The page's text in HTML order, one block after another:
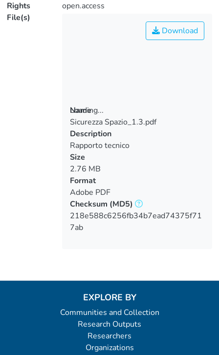
Rights
open.access
File(s)
Loading...
Loading...
Download
Name
Sicurezza Spazio_1.3.pdf
Description
Rapporto tecnico
Size
2.76 MB
Format
Adobe PDF
Checksum (MD5)
218e588c6256fb34b7ead74375f71
7ab
EXPLORE BY
Communities and Collection
Research Outputs
Researchers
Organizations